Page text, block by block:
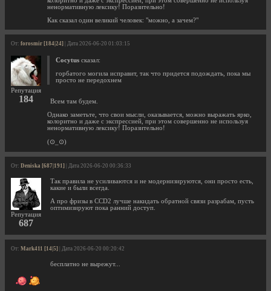
ненормативную лексику! Поразительно!
Как сказал один великий человек: "можно, а зачем?"
От: forosmir [184|24] | Дата 2026-06-20 01:03:15
Репутация
184
Cocytus сказал:
горбатого могила исправит, так что придется подождать, пока мы
просто не передохнем
Всем там будем.
Однако заметьте, что свои мысли, оказывается, можно выражать ярко,
колоритно и даже с экспрессией, при этом совершенно не используя
ненормативную лексику! Поразительно!
(⊙_⊙)
От: Deniska [687|191] | Дата 2026-06-20 00:36:33
Репутация
687
Так правила не усиливаются и не модернизируются, они просто есть,
какие и были всегда.
А про фризы в CCD2 лучше накидать обратной связи разрабам, пусть
оптимизируют пока ранний доступ.
От: Mark411 [14|5] | Дата 2026-06-20 00:20:42
бесплатно не вырежут...